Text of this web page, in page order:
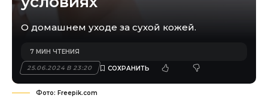
О домашнем уходе за сухой кожей.
25.06.2024 В 23:20
7 МИН ЧТЕНИЯ
Фото: Freepik.com